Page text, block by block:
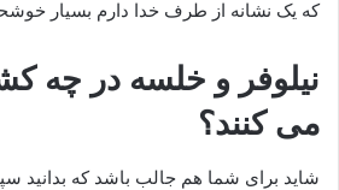
که یک نشانه از طرف خدا دارم بسیار
نیلوفر و خلسه در چه
می کنند؟
شاید برای شما هم جالب باشد که بدانید